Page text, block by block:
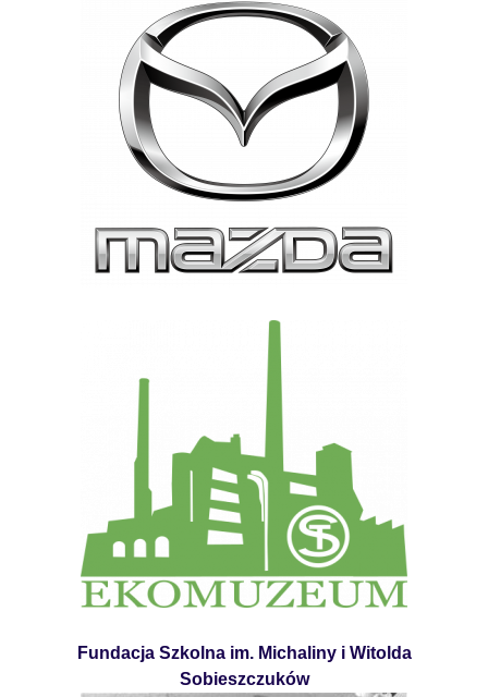
Fundacja Szkolna im. Michaliny i Witolda
Sobieszczuków